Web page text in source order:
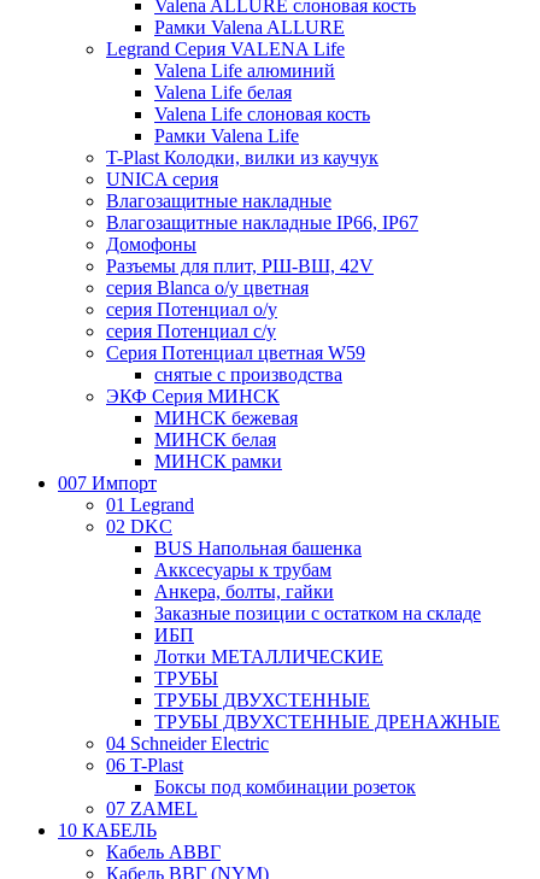
Valena ALLURE слоновая кость
Рамки Valena ALLURE
Legrand Серия VALENA Life
Valena Life алюминий
Valena Life белая
Valena Life слоновая кость
Рамки Valena Life
T-Plast Колодки, вилки из каучук
UNICA серия
Влагозащитные накладные
Влагозащитные накладные IP66, IP67
Домофоны
Разъемы для плит, РШ-ВШ, 42V
серия Blanca о/у цветная
серия Потенциал о/у
серия Потенциал с/у
Серия Потенциал цветная W59
снятые с производства
ЭКФ Серия МИНСК
МИНСК бежевая
МИНСК белая
МИНСК рамки
007 Импорт
01 Legrand
02 DKC
BUS Напольная башенка
Акксесуары к трубам
Анкера, болты, гайки
Заказные позиции с остатком на складе
ИБП
Лотки МЕТАЛЛИЧЕСКИЕ
ТРУБЫ
ТРУБЫ ДВУХСТЕННЫЕ
ТРУБЫ ДВУХСТЕННЫЕ ДРЕНАЖНЫЕ
04 Schneider Electric
06 T-Plast
Боксы под комбинации розеток
07 ZAMEL
10 КАБЕЛЬ
Кабель АВВГ
Кабель ВВГ (NYM)